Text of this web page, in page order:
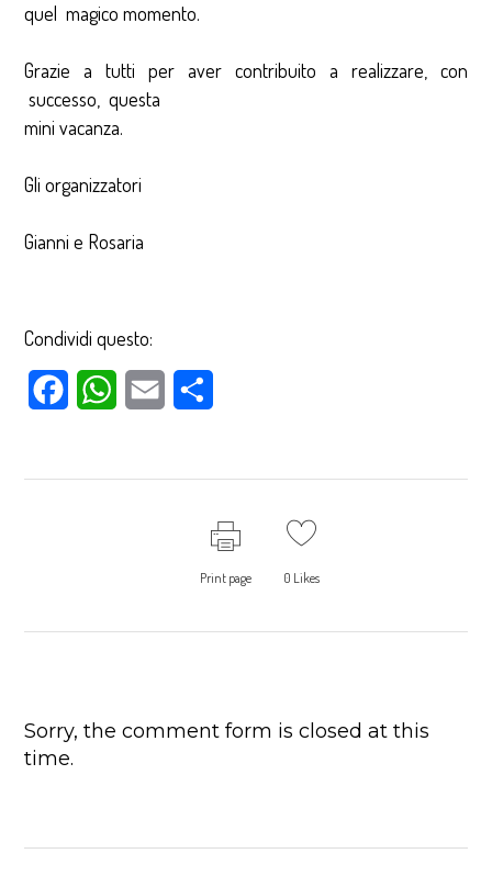
quel magico momento.
Grazie a tutti per aver contribuito a realizzare, con
successo, questa
mini vacanza.
Gli organizzatori
Gianni e Rosaria
Condividi questo:
FacebookWhatsAppEmail
Print page 0 Likes
Sorry, the comment form is closed at this
time.